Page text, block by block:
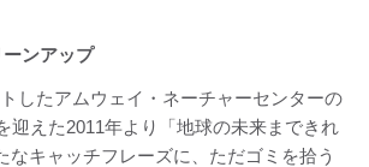
ンアップ
したアムウェイ・ネーチャーセンターの
迎えた2011年より「地球の未来まできれ
なキャッチフレーズに、ただゴミを拾う